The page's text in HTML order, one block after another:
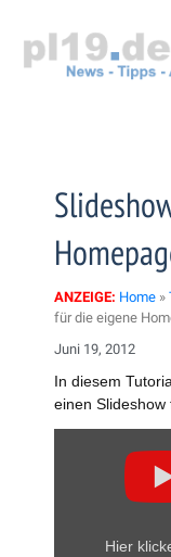
springen
ANZEIGE: Home »
für die eigene
Juni 19, 2012
In diesem
einen Slideshow
Hier